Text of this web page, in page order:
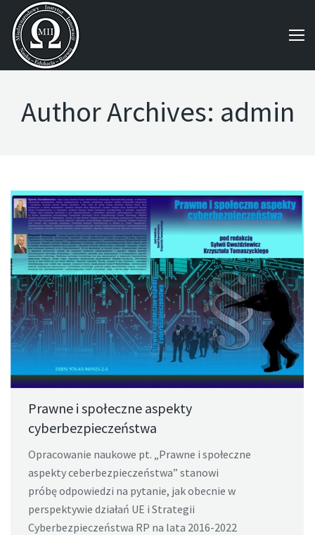
Author Archives: admin
Prawne i społeczne aspekty
cyberbezpieczeństwa
Opracowanie naukowe pt. „Prawne i społeczne
aspekty ceberbezpieczeństwa” stanowi
próbę odpowiedzi na pytanie, jak obecnie w
perspektywie działań UE i Strategii
Cyberbezpieczeństwa RP na lata 2016-2022